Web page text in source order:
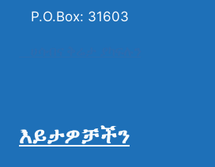
P.O.Box: 31603
እይታዎቻችን